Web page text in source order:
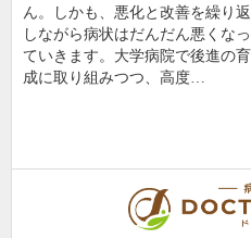
ん。しかも、悪化と改善を繰り返
しながら病状はだんだん悪くなっ
ていきます。大学病院で後進の育
成に取り組みつつ、高度…